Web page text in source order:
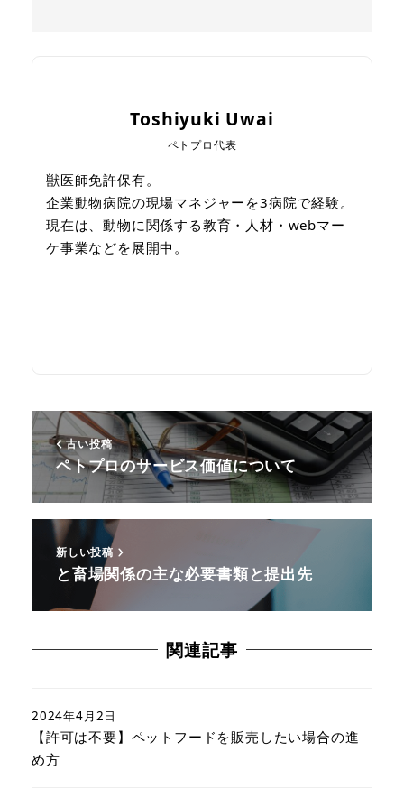
Toshiyuki Uwai
ペトプロ代表
獣医師免許保有。
企業動物病院の現場マネジャーを3病院で経験。
現在は、動物に関係する教育・人材・webマー
ケ事業などを展開中。
古い投稿
ペトプロのサービス価値について
新しい投稿
と畜場関係の主な必要書類と提出先
関連記事
【許可は不要】ペットフードを販売したい場合の進
め方
2024年4月2日